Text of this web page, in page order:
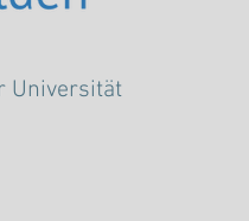
Universität